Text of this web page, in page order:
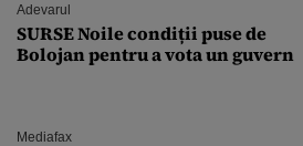
Adevarul
SURSE Noile condiții puse de
Bolojan pentru a vota un guvern
Mediafax